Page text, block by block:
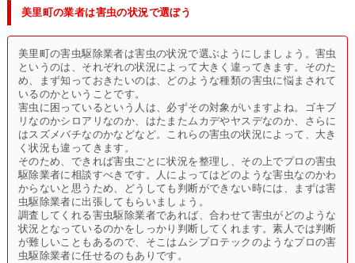
美里町の業者は害虫の状況で選ぼう
美里町の害虫駆除業者は害虫の状況で選ぶようにしましょう。害虫
というのは、それぞれの状況によって大きく違ってきます。そのた
め、まず知っておきたいのは、どのような種類の害虫に悩まされて
いるのかということです。
害虫に困っているという人は、必ずその対象がいますよね。ゴキブ
リなのかシロアリなのか、はたまたムカデやヤスデなのか、さらに
はスズメバチなのかなどなど。これらの害虫の状況によって、大き
く状況も違ってきます。
そのため、できれば害虫ごとに状況を整理し、その上でプロの害虫
駆除業者に相談すべきです。人によってはどのような害虫なのかわ
からないと思うため、どうしても判断ができない時には、まずは害
虫駆除業者に出張してもらいましょう。
調査してくれる害虫駆除業者であれば、合わせて害虫がどのような
状況となっているのかをしっかり判断してくれます。素人では判断
が難しいこともあるので、そこはムシプロテックのようなプロの害
虫駆除業者に任せるのもありです。